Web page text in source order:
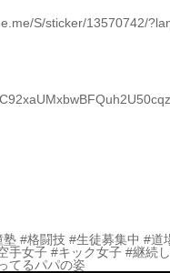
S/sticker/13570742/
#格闘技 #生徒募集中 #
手女子 #キック女子 #継続
てるパパの姿